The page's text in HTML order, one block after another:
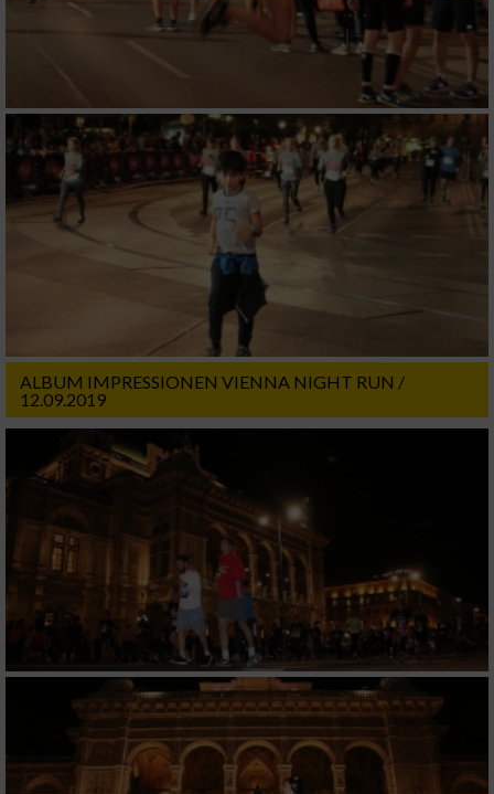
ALBUM IMPRESSIONEN VIENNA NIGHT RUN /
12.09.2019